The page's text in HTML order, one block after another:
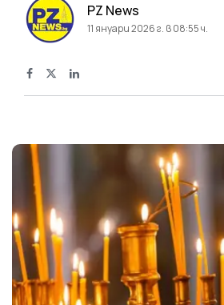
PZ News
11 януари 2026 г. в 08:55 ч.